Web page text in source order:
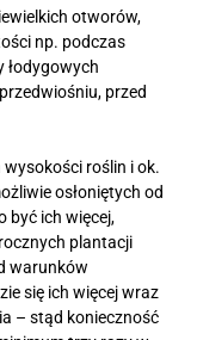
otworów,
np. podczas
łodygowych
przed
wysokości roślin i ok.
osłoniętych od
być ich więcej,
plantacji
warunków
się ich więcej wraz
– stąd konieczność